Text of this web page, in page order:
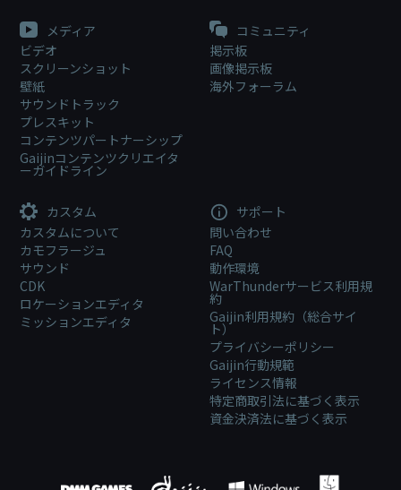
メディア
ビデオ
スクリーンショット
壁紙
サウンドトラック
プレスキット
コンテンツパートナーシップ
Gaijinコンテンツクリエイタ
ーガイドライン
コミュニティ
掲示板
画像掲示板
海外フォーラム
カスタム
カスタムについて
カモフラージュ
サウンド
CDK
ロケーションエディタ
ミッションエディタ
サポート
問い合わせ
FAQ
動作環境
WarThunderサービス利用規
約
Gaijin利用規約（総合サイ
ト）
プライバシーポリシー
Gaijin行動規範
ライセンス情報
特定商取引法に基づく表示
資金決済法に基づく表示